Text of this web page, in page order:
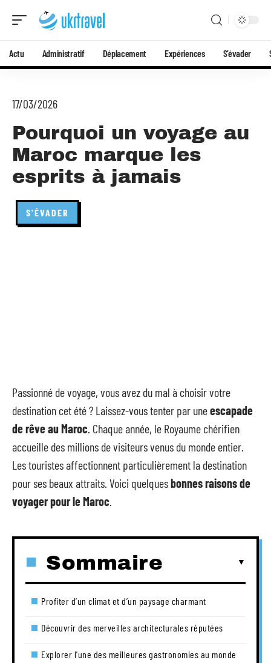
Actu Administratif Déplacement Expériences S’évader
17/03/2026
Pourquoi un voyage au
Maroc marque les
esprits à jamais
S'ÉVADER
Passionné de voyage, vous avez du mal à choisir votre
destination cet été ? Laissez-vous tenter par uneescapade
de rêve au Maroc. Chaque année, le Royaume chérifien
accueille des millions de visiteurs venus du monde entier.
Les touristes affectionnent particulièrement la destination
pour ses beaux attraits. Voici quelquesbonnes raisons de
voyager pour le Maroc.
Sommaire
Profiter d’un climat et d’un paysage charmant
Découvrir des merveilles architecturales réputées
Explorer l’une des meilleures gastronomies au monde